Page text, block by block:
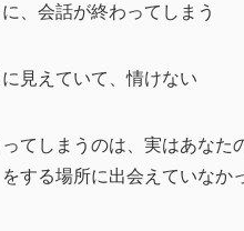
、会話が終わってしまう
見えていて、情けない
てしまうのは、実はあな
する場所に出会えていなか